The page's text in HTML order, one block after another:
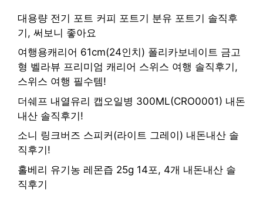
대용량 전기 포트 커피 포트기 분유 포트기 솔직후
기, 써보니 좋아요
여행용캐리어 61cm(24인치) 폴리카보네이트 금고
형 벨라뷰 프리미엄 캐리어 스위스 여행 솔직후기,
스위스 여행 필수템!
더쉐프 내열유리 캡오일병 300ML(CRO0001) 내돈
내산 솔직후기!
소니 링크버즈 스피커(라이트 그레이) 내돈내산 솔
직후기!
홀베리 유기농 레몬즙 25g 14포, 4개 내돈내산 솔
직후기